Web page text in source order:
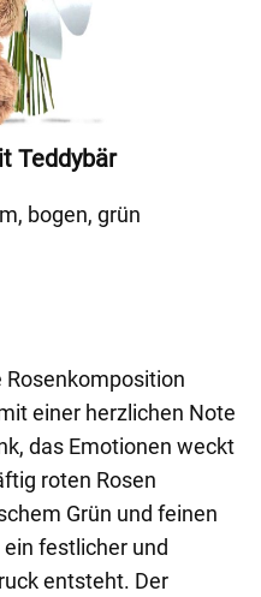
Teddybär
bogen, grün
Rosenkomposition
einer herzlichen Note
das Emotionen weckt
roten Rosen
Grün und feinen
festlicher und
entsteht. Der